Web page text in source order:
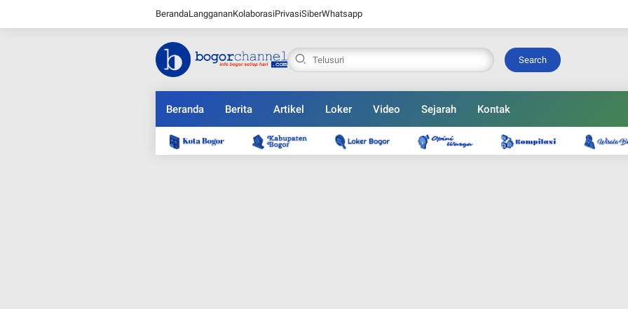
BerandaLanggananKolaborasiPrivasiSiberWhatsapp
Search
Beranda Berita Artikel Loker Video Sejarah Kontak